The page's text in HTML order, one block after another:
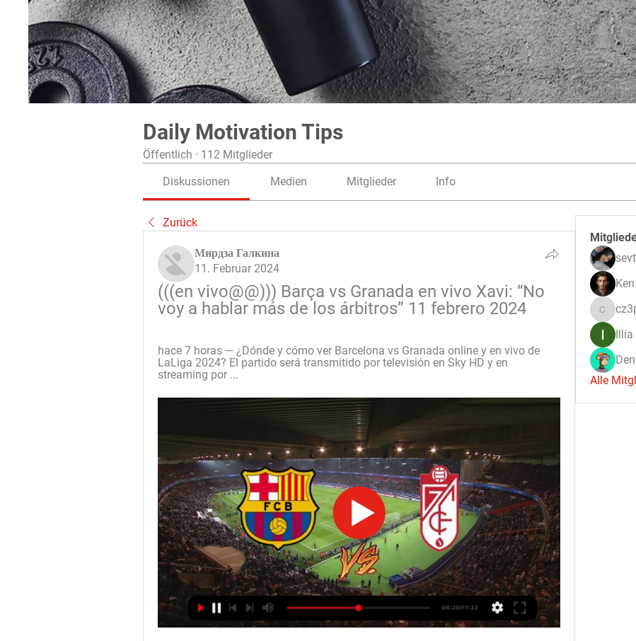
Daily Motivation Tips
Öffentlich · 112 Mitglieder
Diskussionen Medien Mitglieder Info
Zurück
Мирдза Галкина
11. Februar 2024
(((en vivo@@))) Barça vs Granada en vivo Xavi: “No
voy a hablar más de los árbitros” 11 febrero 2024
hace 7 horas — ¿Dónde y cómo ver Barcelona vs Granada online y en vivo de
LaLiga 2024? El partido será transmitido por televisión en Sky HD y en
streaming por ...
Illia
Alle